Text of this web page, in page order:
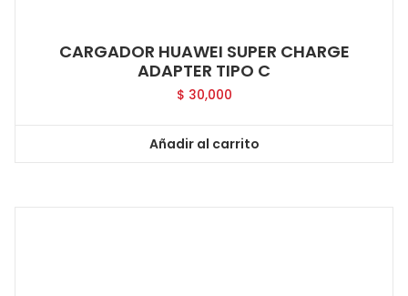
CARGADOR HUAWEI SUPER CHARGE
ADAPTER TIPO C
$ 30,000
Añadir al carrito